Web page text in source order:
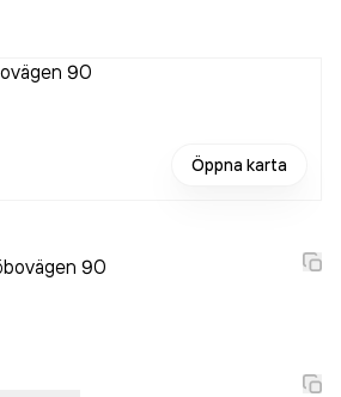
Öppna karta
90